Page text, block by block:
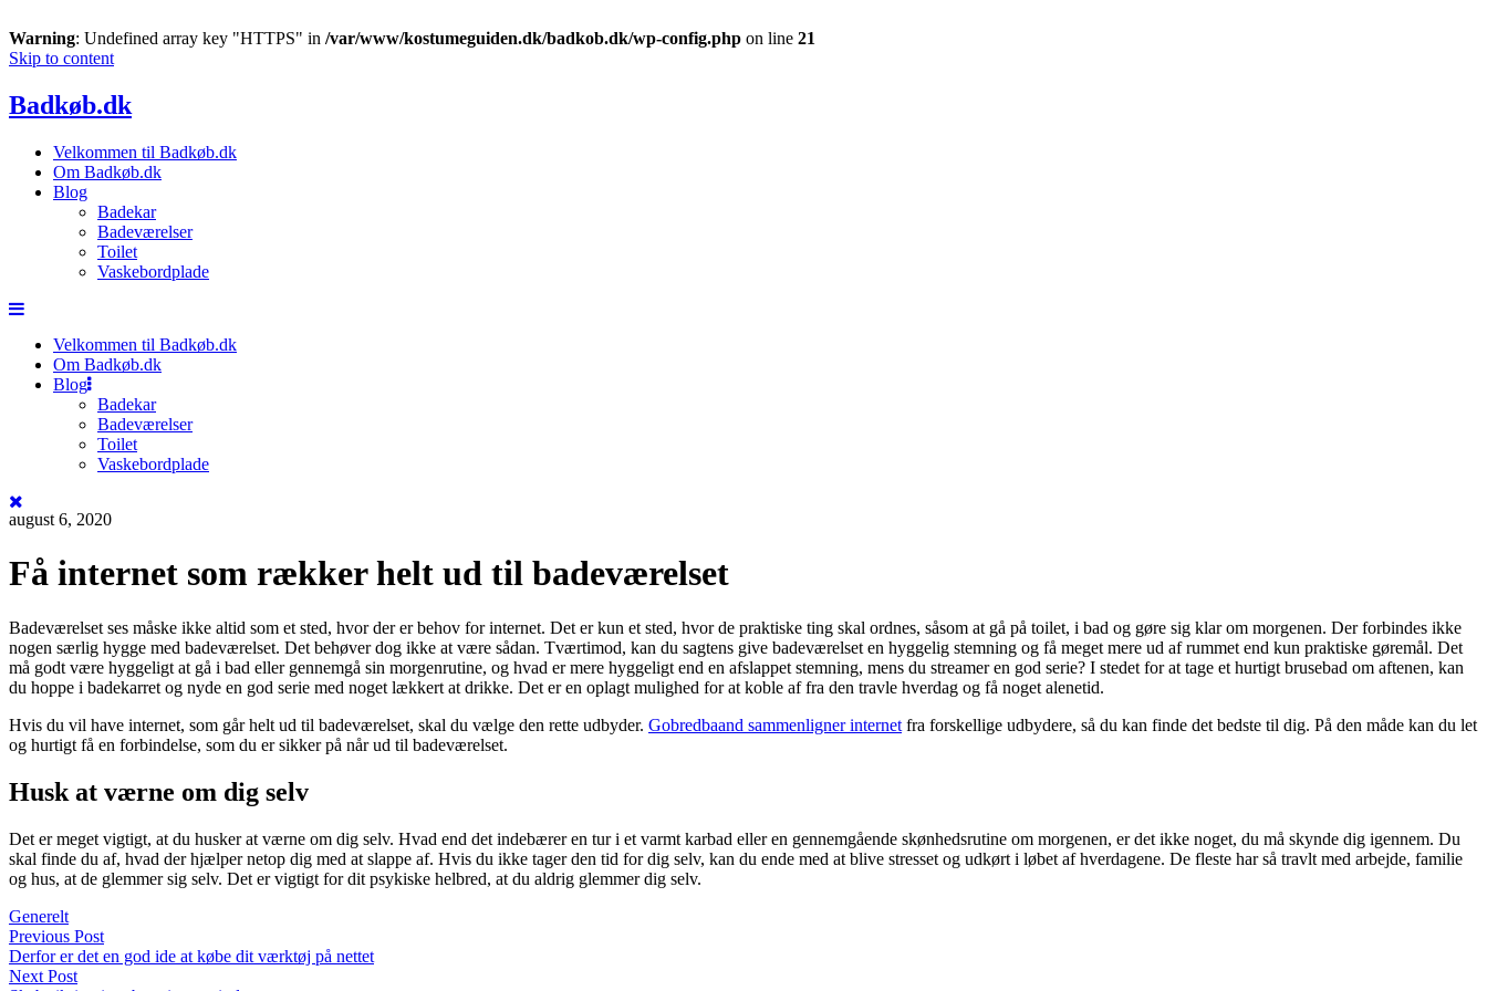
Warning: Undefined array key "HTTPS" in /var/www/kostumeguiden.dk/badkob.dk/wp-config.php on line 21
Skip to content
Badkøb.dk
Velkommen til Badkøb.dk
Om Badkøb.dk
Blog
Badekar
Badeværelser
Toilet
Vaskebordplade
Velkommen til Badkøb.dk
Om Badkøb.dk
Blog
Badekar
Badeværelser
Toilet
Vaskebordplade
august 6, 2020
Få internet som rækker helt ud til badeværelset
Badeværelset ses måske ikke altid som et sted, hvor der er behov for internet. Det er kun et sted, hvor de praktiske ting skal ordnes, såsom at gå på toilet, i bad og gøre sig klar om morgenen. Der forbindes ikke
nogen særlig hygge med badeværelset. Det behøver dog ikke at være sådan. Tværtimod, kan du sagtens give badeværelset en hyggelig stemning og få meget mere ud af rummet end kun praktiske gøremål. Det
må godt være hyggeligt at gå i bad eller gennemgå sin morgenrutine, og hvad er mere hyggeligt end en afslappet stemning, mens du streamer en god serie? I stedet for at tage et hurtigt brusebad om aftenen, kan
du hoppe i badekarret og nyde en god serie med noget lækkert at drikke. Det er en oplagt mulighed for at koble af fra den travle hverdag og få noget alenetid.
Hvis du vil have internet, som går helt ud til badeværelset, skal du vælge den rette udbyder. Gobredbaand sammenligner internet fra forskellige udbydere, så du kan finde det bedste til dig. På den måde kan du let
og hurtigt få en forbindelse, som du er sikker på når ud til badeværelset.
Husk at værne om dig selv
Det er meget vigtigt, at du husker at værne om dig selv. Hvad end det indebærer en tur i et varmt karbad eller en gennemgående skønhedsrutine om morgenen, er det ikke noget, du må skynde dig igennem. Du
skal finde du af, hvad der hjælper netop dig med at slappe af. Hvis du ikke tager den tid for dig selv, kan du ende med at blive stresset og udkørt i løbet af hverdagene. De fleste har så travlt med arbejde, familie
og hus, at de glemmer sig selv. Det er vigtigt for dit psykiske helbred, at du aldrig glemmer dig selv.
Generelt
Previous Post
Derfor er det en god ide at købe dit værktøj på nettet
Next Post